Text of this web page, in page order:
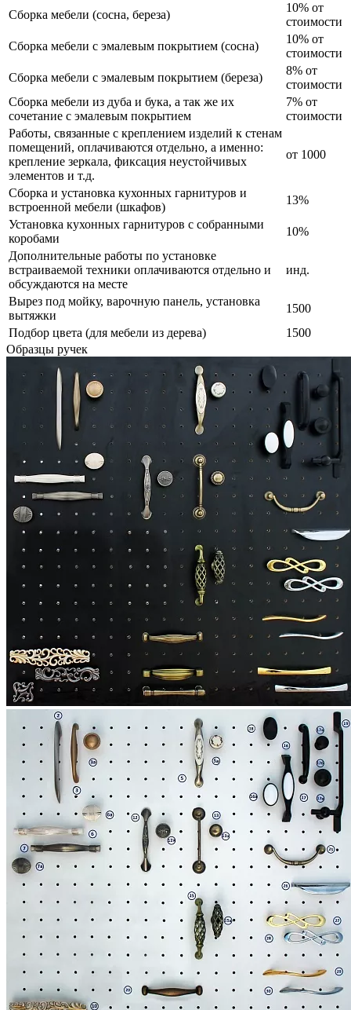
Сборка мебели (сосна, береза)
10% от
стоимости
Сборка мебели с эмалевым покрытием (сосна)
10% от
стоимости
Сборка мебели с эмалевым покрытием (береза)
8% от
стоимости
Сборка мебели из дуба и бука, а так же их
сочетание с эмалевым покрытием
7% от
стоимости
Работы, связанные с креплением изделий к стенам
помещений, оплачиваются отдельно, а именно:
крепление зеркала, фиксация неустойчивых
элементов и т.д.
от 1000
Сборка и установка кухонных гарнитуров и
встроенной мебели (шкафов)
13%
Установка кухонных гарнитуров с собранными
коробами
10%
Дополнительные работы по установке
встраиваемой техники оплачиваются отдельно и
обсуждаются на месте
инд.
Вырез под мойку, варочную панель, установка
вытяжки
1500
Подбор цвета (для мебели из дерева)
1500
Образцы ручек